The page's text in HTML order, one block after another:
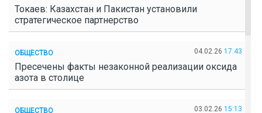
Токаев: Казахстан и Пакистан установили
стратегическое партнерство
ОБЩЕСТВО 04.02.26 17:43
Пресечены факты незаконной реализации оксида
азота в столице
ОБЩЕСТВО 03.02.26 15:13